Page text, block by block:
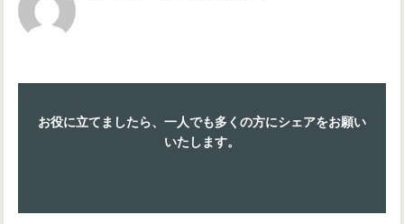
お役に立てましたら、一人でも多くの方にシェアをお願い
いたします。